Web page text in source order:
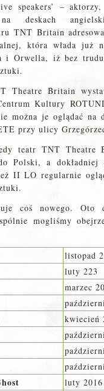
speakers’ –
deskach
TNT Britain
która włada już
i Orwella, iż bez
Theatre Britain
Kultury
można je oglądać na
przy ulicy
teatr TNT Theatre
Polski, a dokładniej
II LO regularnie
coś nowego. Oto
mogliśmy
listopad
luty 223
marzec
kwiecień
luty 2016